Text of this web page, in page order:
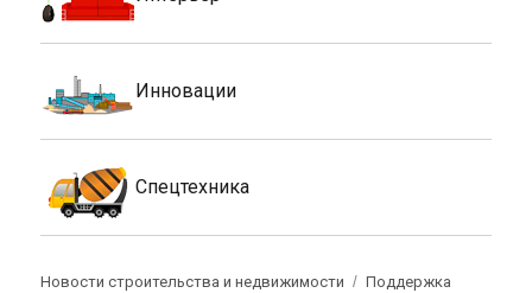
Инновации
Спецтехника
Новости строительства и недвижимости
Поддержка